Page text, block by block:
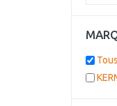
Tous